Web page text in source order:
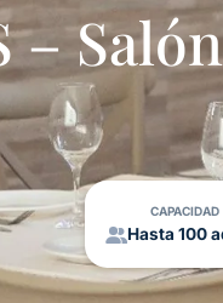
–
CAPACIDAD
Hasta 100